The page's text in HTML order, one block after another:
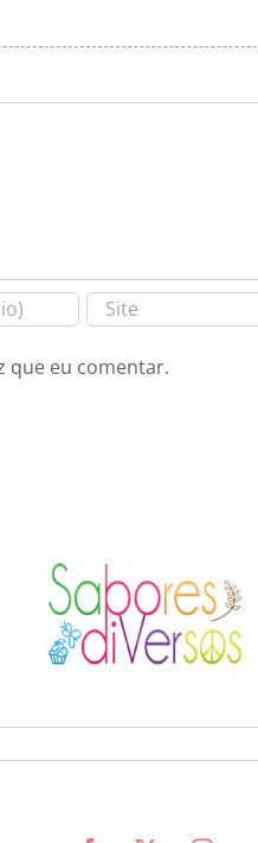
que eu comentar.